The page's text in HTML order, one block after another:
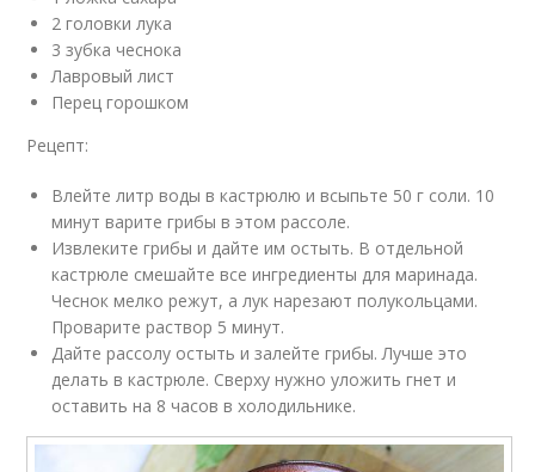
2 головки лука
3 зубка чеснока
Лавровый лист
Перец горошком
Рецепт:
Влейте литр воды в кастрюлю и всыпьте 50 г соли. 10
минут варите грибы в этом рассоле.
Извлеките грибы и дайте им остыть. В отдельной
кастрюле смешайте все ингредиенты для маринада.
Чеснок мелко режут, а лук нарезают полукольцами.
Проварите раствор 5 минут.
Дайте рассолу остыть и залейте грибы. Лучше это
делать в кастрюле. Сверху нужно уложить гнет и
оставить на 8 часов в холодильнике.